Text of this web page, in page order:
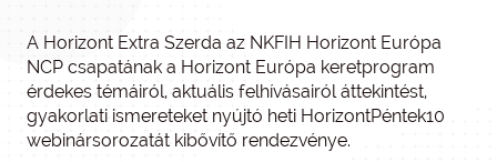
A Horizont Extra Szerda az NKFIH Horizont Európa
NCP csapatának a Horizont Európa keretprogram
érdekes témáiról, aktuális felhívásairól áttekintést,
gyakorlati ismereteket nyújtó heti HorizontPéntek10
webinársorozatát kibővítő rendezvénye.